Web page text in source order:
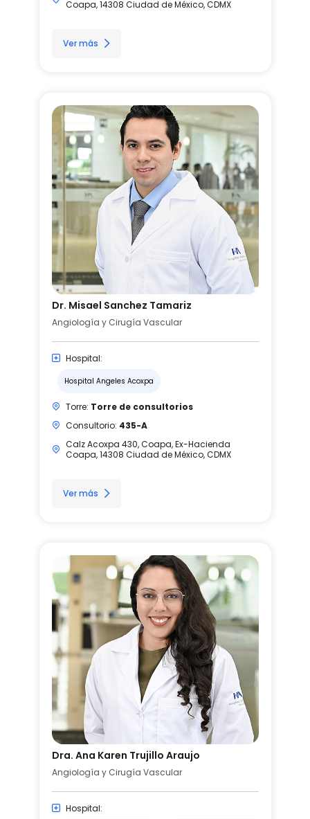
Coapa, 14308 Ciudad de México, CDMX
Ver más
Dr. Misael Sanchez Tamariz
Angiología y Cirugía Vascular
Hospital:
Hospital Angeles Acoxpa
Torre: Torre de consultorios
Consultorio: 435-A
Calz Acoxpa 430, Coapa, Ex-Hacienda
Coapa, 14308 Ciudad de México, CDMX
Ver más
Dra. Ana Karen Trujillo Araujo
Angiología y Cirugía Vascular
Hospital: